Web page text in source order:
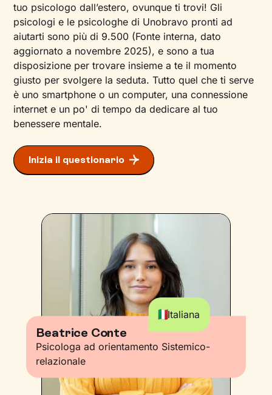
tuo psicologo dall’estero, ovunque ti trovi! Gli
psicologi e le psicologhe di Unobravo pronti ad
aiutarti sono più di 9.500 (Fonte interna, dato
aggiornato a novembre 2025), e sono a tua
disposizione per trovare insieme a te il momento
giusto per svolgere la seduta. Tutto quel che ti serve
è uno smartphone o un computer, una connessione
internet e un po' di tempo da dedicare al tuo
benessere mentale.
Inizia il questionario
Beatrice Conte
Psicologa ad orientamento Sistemico-
relazionale
Italiana